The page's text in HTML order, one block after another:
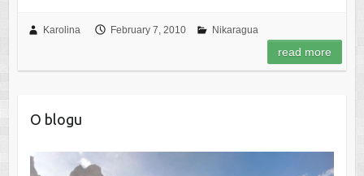
Karolina February 7, 2010 Nikaragua
read more
O blogu